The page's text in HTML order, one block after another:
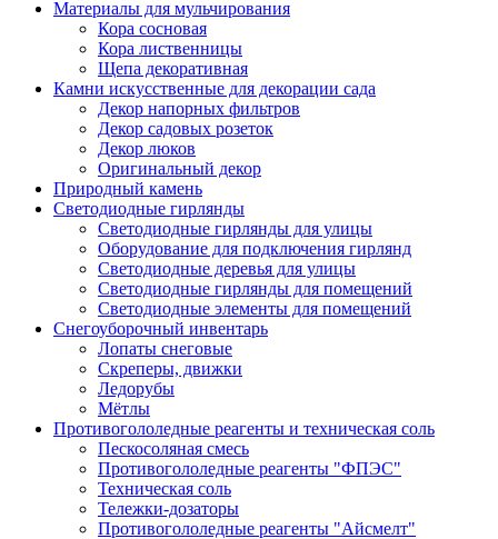
Материалы для мульчирования
Кора сосновая
Кора лиственницы
Щепа декоративная
Камни искусственные для декорации сада
Декор напорных фильтров
Декор садовых розеток
Декор люков
Оригинальный декор
Природный камень
Светодиодные гирлянды
Светодиодные гирлянды для улицы
Оборудование для подключения гирлянд
Светодиодные деревья для улицы
Светодиодные гирлянды для помещений
Светодиодные элементы для помещений
Снегоуборочный инвентарь
Лопаты снеговые
Скреперы, движки
Ледорубы
Мётлы
Противогололедные реагенты и техническая соль
Пескосоляная смесь
Противогололедные реагенты "ФПЭС"
Техническая соль
Тележки-дозаторы
Противогололедные реагенты "Айсмелт"